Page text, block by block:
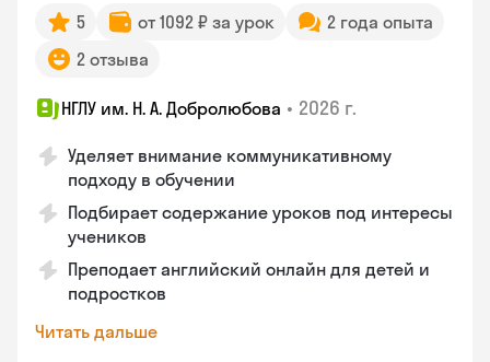
5 от 1092 ₽ за урок
2 года опыта
2 отзыва
НГЛУ им. Н. А. Добролюбова • 2026 г.
Уделяет внимание коммуникативному
подходу в обучении
Подбирает содержание уроков под интересы
учеников
Преподает английский онлайн для детей и
подростков
Читать дальше